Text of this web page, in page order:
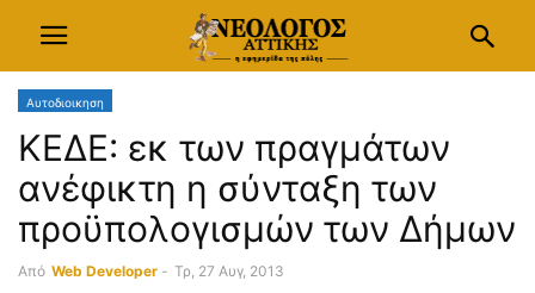
Αυτοδιοικηση
ΚΕΔΕ: εκ των πραγμάτων
ανέφικτη η σύνταξη των
προϋπολογισμών των Δήμων
Από Web Developer - Τρ, 27 Αυγ, 2013